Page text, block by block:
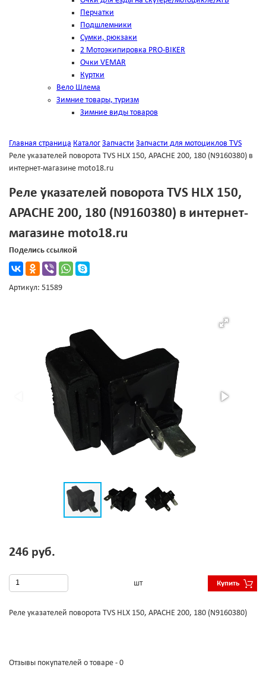
Перчатки
Подшлемники
Сумки, рюкзаки
2 Мотоэкипировка PRO-BIKER
Очки VEMAR
Куртки
Вело Шлема
Зимние товары, туризм
Зимние виды товаров
Главная страница Каталог Запчасти Запчасти для мотоциклов TVS
Реле указателей поворота TVS HLX 150, APACHE 200, 180 (N9160380) в
интернет-магазине moto18.ru
Реле указателей поворота TVS HLX 150,
APACHE 200, 180 (N9160380) в интернет-
магазине moto18.ru
Поделись ссылкой
Артикул: 51589
246 руб.
шт Купить
Реле указателей поворота TVS HLX 150, APACHE 200, 180 (N9160380)
Отзывы покупателей о товаре - 0